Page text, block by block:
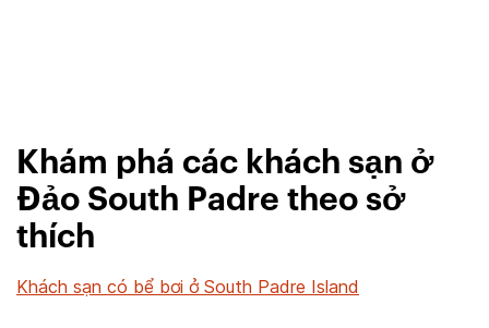
Khám phá các khách sạn ở
Đảo South Padre theo sở
thích
Khách sạn có bể bơi ở South Padre Island